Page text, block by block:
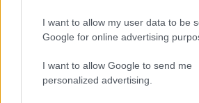
I want to allow my user data to be
Google for online advertising
I want to allow Google to send me
personalized advertising.
Continua a leggere